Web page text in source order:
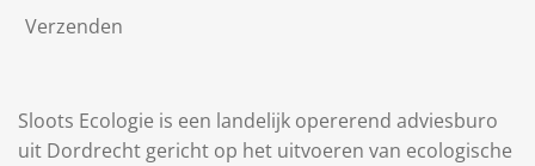
Verzenden
Sloots Ecologie is een landelijk opererend adviesburo
uit Dordrecht gericht op het uitvoeren van ecologische